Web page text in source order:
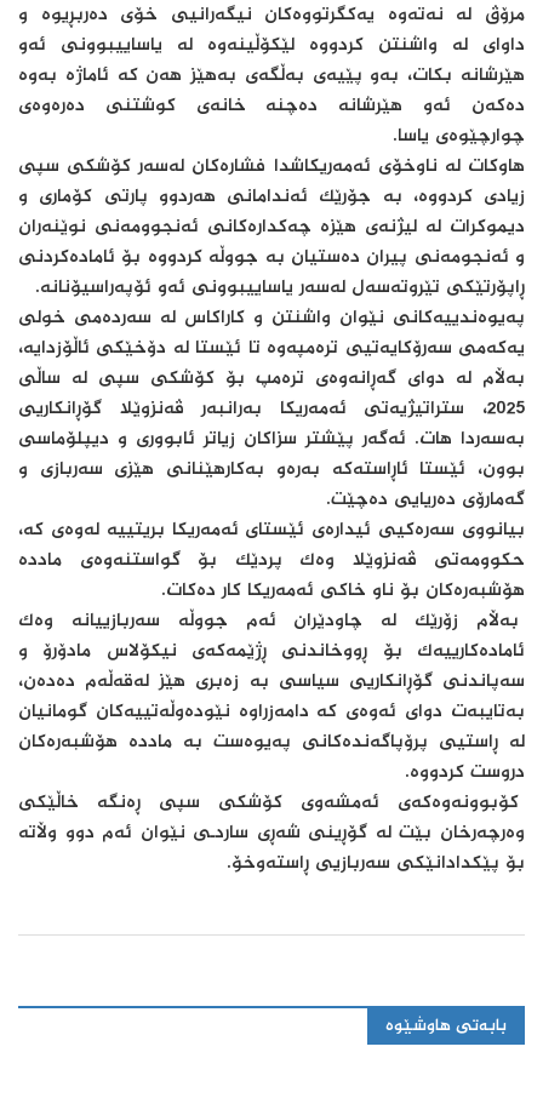
مرۆڤ لە نەتەوە یەکگرتووەکان نیگەرانیی خۆی دەربڕیوە و
داوای لە واشنتن کردووە لێکۆڵینەوە لە یاساییبوونی ئەو
هێرشانە بکات، بەو پێیەی بەڵگەی بەهێز هەن کە ئاماژە بەوە
دەکەن ئەو هێرشانە دەچنە خانەی کوشتنی دەرەوەی
چوارچێوەی یاسا.
هاوکات لە ناوخۆی ئەمەریکاشدا فشارەکان لەسەر کۆشکی سپی
زیادی کردووە، بە جۆرێک ئەندامانی هەردوو پارتى کۆماری و
دیموکرات لە لیژنەی هێزە چەکدارەکانی ئەنجوومەنی نوێنەران
و ئەنجومەنی پیران دەستیان بە جووڵە کردووە بۆ ئامادەکردنی
ڕاپۆرتێکی تێروتەسەل لەسەر یاساییبوونی ئەو ئۆپەراسیۆنانە.
پەیوەندییەکانی نێوان واشنتن و کاراکاس لە سەردەمی خولی
یەکەمی سەرۆکایەتیی ترەمپەوە تا ئێستا لە دۆخێکی ئاڵۆزدایە،
بەڵام لە دوای گەڕانەوەی ترەمپ بۆ کۆشکی سپی لە ساڵی
2025، ستراتیژیەتی ئەمەریکا بەرانبەر ڤەنزوێلا گۆڕانکاریی
بەسەردا هات. ئەگەر پێشتر سزاکان زیاتر ئابووری و دیپلۆماسی
بوون، ئێستا ئاڕاستەکە بەرەو بەکارهێنانی هێزی سەربازی و
گەمارۆی دەریایی دەچێت.
بیانووی سەرەکیی ئیدارەی ئێستای ئەمەریکا بریتییە لەوەی کە،
حکوومەتی ڤەنزوێلا وەک پردێک بۆ گواستنەوەی ماددە
هۆشبەرەکان بۆ ناو خاکی ئەمەریکا کار دەکات.
بەڵام زۆرێک لە چاودێران ئەم جووڵە سەربازییانە وەک
ئامادەکارییەک بۆ ڕووخاندنی ڕژێمەکەی نیکۆلاس مادۆرۆ و
سەپاندنی گۆڕانکاریی سیاسی بە زەبری هێز لەقەڵەم دەدەن،
بەتایبەت دوای ئەوەی کە دامەزراوە نێودەوڵەتییەکان گومانیان
لە ڕاستیی پرۆپاگەندەکانی پەیوەست بە ماددە هۆشبەرەکان
دروست کردووە.
کۆبوونەوەکەی ئەمشەوی کۆشکی سپی ڕەنگە خاڵێکی
وەرچەرخان بێت لە گۆڕینی شەڕی ساردـی نێوان ئەم دوو وڵاتە
بۆ پێکدادانێکی سەربازیی ڕاستەوخۆ.
بابەتی هاوشێوە